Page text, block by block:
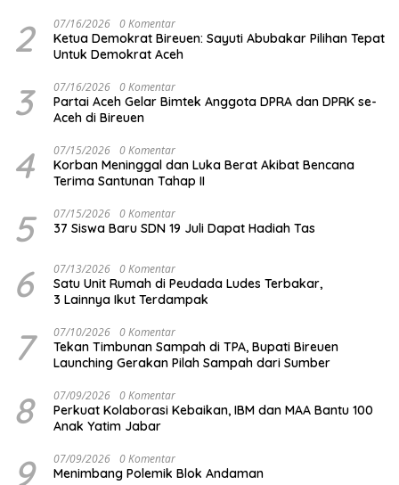
2 07/16/2026 0 Komentar
Ketua Demokrat Bireuen: Sayuti Abubakar Pilihan Tepat
Untuk Demokrat Aceh
3 07/16/2026 0 Komentar
Partai Aceh Gelar Bimtek Anggota DPRA dan DPRK se-
Aceh di Bireuen
4 07/15/2026 0 Komentar
Korban Meninggal dan Luka Berat Akibat Bencana
Terima Santunan Tahap II
5 07/15/2026 0 Komentar
37 Siswa Baru SDN 19 Juli Dapat Hadiah Tas
6 07/13/2026 0 Komentar
Satu Unit Rumah di Peudada Ludes Terbakar,
3 Lainnya Ikut Terdampak
7 07/10/2026 0 Komentar
Tekan Timbunan Sampah di TPA, Bupati Bireuen
Launching Gerakan Pilah Sampah dari Sumber
8 07/09/2026 0 Komentar
Perkuat Kolaborasi Kebaikan, IBM dan MAA Bantu 100
Anak Yatim Jabar
9 07/09/2026 0 Komentar
Menimbang Polemik Blok Andaman